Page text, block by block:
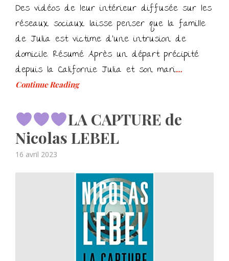
Des vidéos de leur intérieur diffusée sur les
réseaux sociaux laisse penser que la famille
de Julia est victime d’une intrusion de
domicile. Résumé Après un départ précipité
depuis la Californie Julia et son mari…
Continue Reading
LA CAPTURE de
Nicolas LEBEL
Posted
16 avril 2023